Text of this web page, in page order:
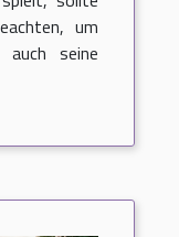
um
seine